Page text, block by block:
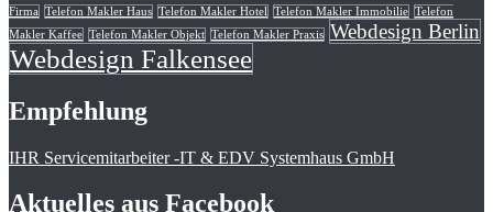
Firma
Telefon Makler Haus Telefon Makler Hotel Telefon Makler Immobilie Telefon
Makler Kaffee Telefon Makler Objekt Telefon Makler Praxis Webdesign Berlin
Webdesign Falkensee
Empfehlung
IHR Servicemitarbeiter -IT & EDV Systemhaus GmbH
Aktuelles aus Facebook